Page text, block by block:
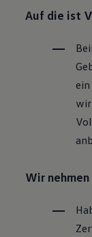
Auf die ist
Wir